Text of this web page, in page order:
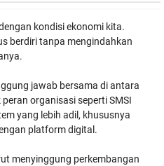
kondisi ekonomi kita.
berdiri tanpa mengindahkan
jawab bersama di antara
organisasi seperti SMSI
yang lebih adil, khususnya
platform digital.
menyinggung perkembangan